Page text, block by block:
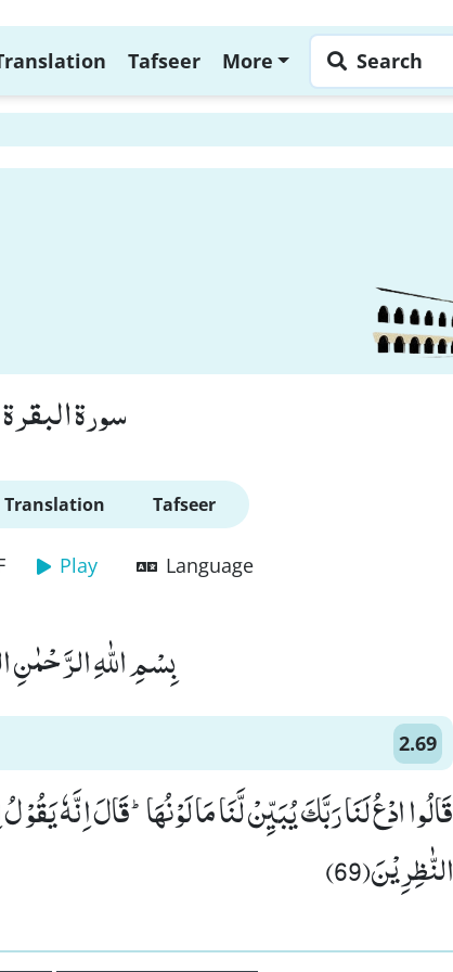
Tafseer More Search
سورة البقرة
Translation Tafseer
Play Language
بِسْمِ اللّٰهِ
2.69
قَالُوا ادْعُ لَنَا رَبَّكَ یُبَیِّنْ لَّنَا مَا لَوْنُهَاؕ-قَالَ اِنَّهٗ
النّٰظِرِیْنَ(69)